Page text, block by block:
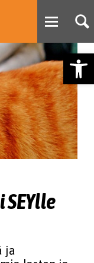
HAE
ja